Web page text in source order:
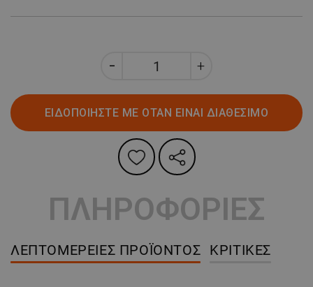
ΕΙΔΟΠΟΙΗΣΤΕ ΜΕ ΟΤΑΝ ΕΙΝΑΙ ΔΙΑΘΕΣΙΜΟ
ΠΛΗΡΟΦΟΡΙΕΣ
ΛΕΠΤΟΜΈΡΕΙΕΣ ΠΡΟΪΌΝΤΟΣ ΚΡΙΤΙΚΈΣ